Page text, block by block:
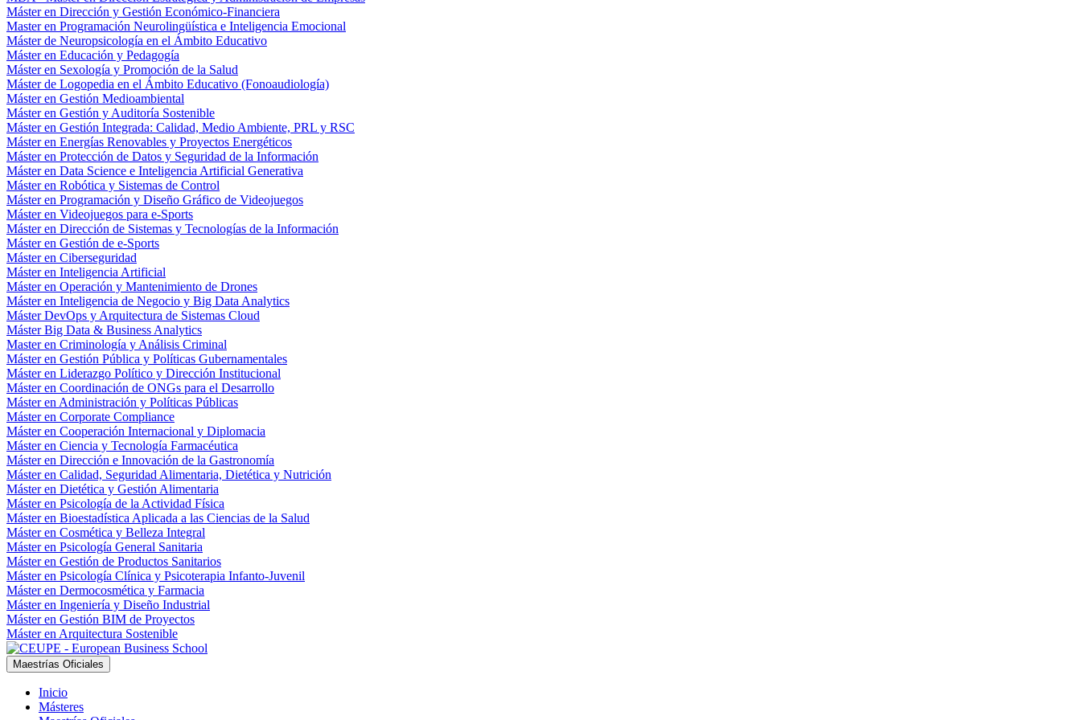
Máster en Dirección y Gestión Económico-Financiera
Master en Programación Neurolingüística e Inteligencia Emocional
Máster de Neuropsicología en el Ámbito Educativo
Máster en Educación y Pedagogía
Máster en Sexología y Promoción de la Salud
Máster de Logopedia en el Ámbito Educativo (Fonoaudiología)
Máster en Gestión Medioambiental
Máster en Gestión y Auditoría Sostenible
Máster en Gestión Integrada: Calidad, Medio Ambiente, PRL y RSC
Máster en Energías Renovables y Proyectos Energéticos
Máster en Protección de Datos y Seguridad de la Información
Máster en Data Science e Inteligencia Artificial Generativa
Máster en Robótica y Sistemas de Control
Máster en Programación y Diseño Gráfico de Videojuegos
Máster en Videojuegos para e-Sports
Máster en Dirección de Sistemas y Tecnologías de la Información
Máster en Gestión de e-Sports
Máster en Ciberseguridad
Máster en Inteligencia Artificial
Máster en Operación y Mantenimiento de Drones
Máster en Inteligencia de Negocio y Big Data Analytics
Máster DevOps y Arquitectura de Sistemas Cloud
Máster Big Data & Business Analytics
Master en Criminología y Análisis Criminal
Máster en Gestión Pública y Políticas Gubernamentales
Máster en Liderazgo Político y Dirección Institucional
Máster en Coordinación de ONGs para el Desarrollo
Máster en Administración y Políticas Públicas
Máster en Corporate Compliance
Máster en Cooperación Internacional y Diplomacia
Máster en Ciencia y Tecnología Farmacéutica
Máster en Dirección e Innovación de la Gastronomía
Máster en Calidad, Seguridad Alimentaria, Dietética y Nutrición
Máster en Dietética y Gestión Alimentaria
Máster en Psicología de la Actividad Física
Máster en Bioestadística Aplicada a las Ciencias de la Salud
Máster en Cosmética y Belleza Integral
Máster en Psicología General Sanitaria
Máster en Gestión de Productos Sanitarios
Máster en Psicología Clínica y Psicoterapia Infanto-Juvenil
Máster en Dermocosmética y Farmacia
Máster en Ingeniería y Diseño Industrial
Máster en Gestión BIM de Proyectos
Máster en Arquitectura Sostenible
Maestrías Oficiales
Inicio
Másteres